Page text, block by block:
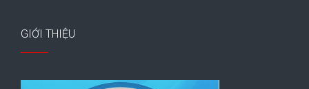
GIỚI THIỆU